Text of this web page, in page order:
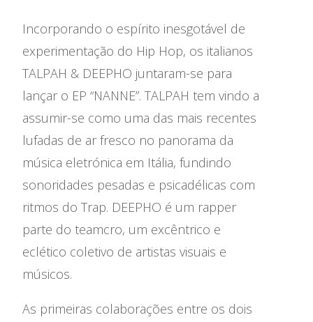
Festival Les Siestes
A Casa das Artes em 2025
Residências Artísticas
Incorporando o espírito inesgotável de
experimentação do Hip Hop, os italianos
TALPAH & DEEPHO juntaram-se para
lançar o EP “NANNE”. TALPAH tem vindo a
assumir-se como uma das mais recentes
lufadas de ar fresco no panorama da
música eletrónica em Itália, fundindo
sonoridades pesadas e psicadélicas com
ritmos do Trap. DEEPHO é um rapper
parte do teamcro, um excêntrico e
eclético coletivo de artistas visuais e
músicos.
As primeiras colaborações entre os dois